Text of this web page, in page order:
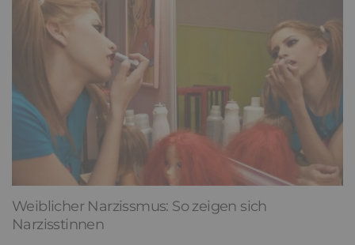
Weiblicher Narzissmus: So zeigen sich
Narzisstinnen